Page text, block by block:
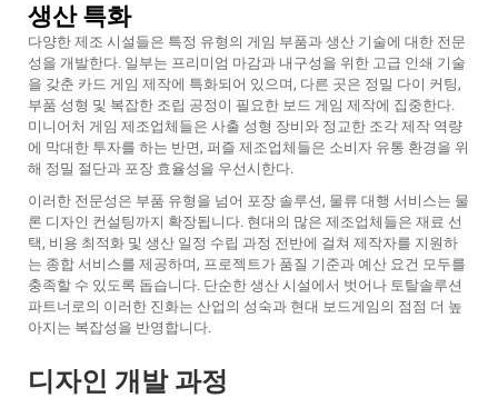
생산 특화
다양한 제조 시설들은 특정 유형의 게임 부품과 생산 기술에 대한 전문
성을 개발한다. 일부는 프리미엄 마감과 내구성을 위한 고급 인쇄 기술
을 갖춘 카드 게임 제작에 특화되어 있으며, 다른 곳은 정밀 다이 커팅,
부품 성형 및 복잡한 조립 공정이 필요한 보드 게임 제작에 집중한다.
미니어처 게임 제조업체들은 사출 성형 장비와 정교한 조각 제작 역량
에 막대한 투자를 하는 반면, 퍼즐 제조업체들은 소비자 유통 환경을 위
해 정밀 절단과 포장 효율성을 우선시한다.
이러한 전문성은 부품 유형을 넘어 포장 솔루션, 물류 대행 서비스는 물
론 디자인 컨설팅까지 확장됩니다. 현대의 많은 제조업체들은 재료 선
택, 비용 최적화 및 생산 일정 수립 과정 전반에 걸쳐 제작자를 지원하
는 종합 서비스를 제공하며, 프로젝트가 품질 기준과 예산 요건 모두를
충족할 수 있도록 돕습니다. 단순한 생산 시설에서 벗어나 토탈솔루션
파트너로의 이러한 진화는 산업의 성숙과 현대 보드게임의 점점 더 높
아지는 복잡성을 반영합니다.
디자인 개발 과정